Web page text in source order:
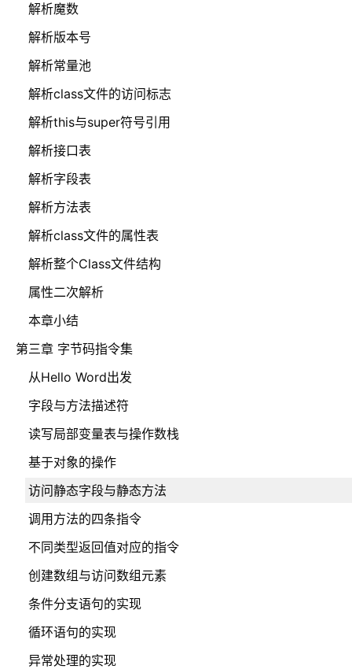
解析魔数
解析版本号
解析常量池
解析class文件的访问标志
解析this与super符号引用
解析接口表
解析字段表
解析方法表
解析class文件的属性表
解析整个Class文件结构
属性二次解析
本章小结
第三章 字节码指令集
从Hello Word出发
字段与方法描述符
读写局部变量表与操作数栈
基于对象的操作
访问静态字段与静态方法
调用方法的四条指令
不同类型返回值对应的指令
创建数组与访问数组元素
条件分支语句的实现
循环语句的实现
异常处理的实现